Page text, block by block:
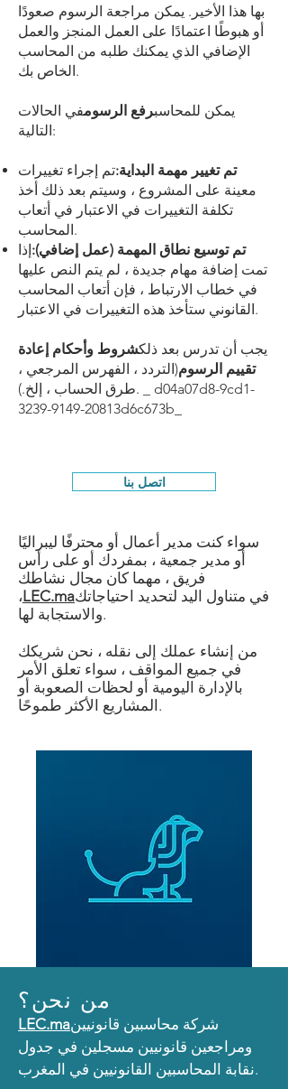
بها هذا الأخير. يمكن مراجعة الرسوم صعودًا
أو هبوطًا اعتمادًا على العمل المنجز والعمل
الإضافي الذي يمكنك طلبه من المحاسب
الخاص بك.
يمكن للمحاسبرفع الرسومفي الحالات
التالية:
تم تغيير مهمة البداية:تم إجراء تغييرات
معينة على المشروع ، وسيتم بعد ذلك أخذ
تكلفة التغييرات في الاعتبار في أتعاب
المحاسب.
تم توسيع نطاق المهمة (عمل إضافي):إذا
تمت إضافة مهام جديدة ، لم يتم النص عليها
في خطاب الارتباط ، فإن أتعاب المحاسب
القانوني ستأخذ هذه التغييرات في الاعتبار.
يجب أن تدرس بعد ذلكشروط وأحكام إعادة
تقييم الرسوم(التردد ، الفهرس المرجعي ،
طرق الحساب ، إلخ.). _ d04a07d8-9cd1-
3239-9149-20813d6c673b_
اتصل بنا
سواء كنت مدير أعمال أو محترفًا ليبراليًا
أو مدير جمعية ، بمفردك أو على رأس
فريق ، مهما كان مجال نشاطك
،LEC.maفي متناول اليد لتحديد احتياجاتك
والاستجابة لها.
من إنشاء عملك إلى نقله ، نحن شريكك
في جميع المواقف ، سواء تعلق الأمر
بالإدارة اليومية أو لحظات الصعوبة أو
المشاريع الأكثر طموحًا.
من نحن؟
LEC.maشركة محاسبين قانونيين
ومراجعين قانونيين مسجلين في جدول
نقابة المحاسبين القانونيين في المغرب.